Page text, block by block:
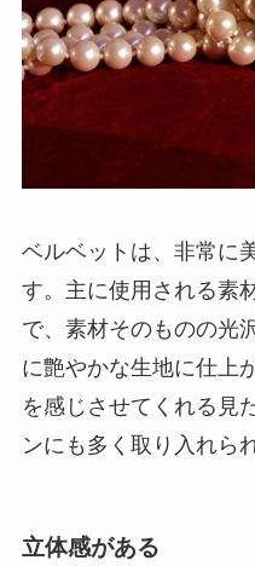
ベルベットは、非常に
す。主に使用される素
で、素材そのものの光
に艶やかな生地に仕上
を感じさせてくれる見
ンにも多く取り入れら
立体感がある